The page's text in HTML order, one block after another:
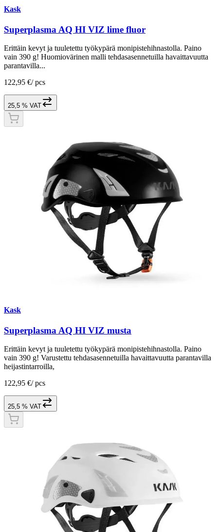
Kask
Superplasma AQ HI VIZ lime fluor
Erittäin kevyt ja tuuletettu työkypärä monipistehihnastolla. Paino
vain 390 g! Huomiovärinen malli tehdasasennetuilla havaittavuutta
parantavilla...
122,95 €/ pcs
25,5 % VAT
Kask
Superplasma AQ HI VIZ musta
Erittäin kevyt ja tuuletettu työkypärä monipistehihnastolla. Paino
vain 390 g! Varustettu tehdasasennetuilla havaittavuutta parantavilla
heijastintarroilla,
122,95 €/ pcs
25,5 % VAT